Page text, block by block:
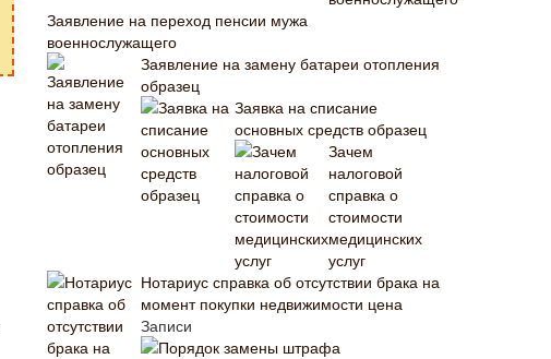
Заявление на переход пенсии мужа
военнослужащего
Заявление на замену батареи отопления
образец
Заявка на списание
основных средств образец
Зачем
налоговой
справка о
стоимости
медицинских
услуг
Нотариус справка об отсутствии брака на
момент покупки недвижимости цена
Записи